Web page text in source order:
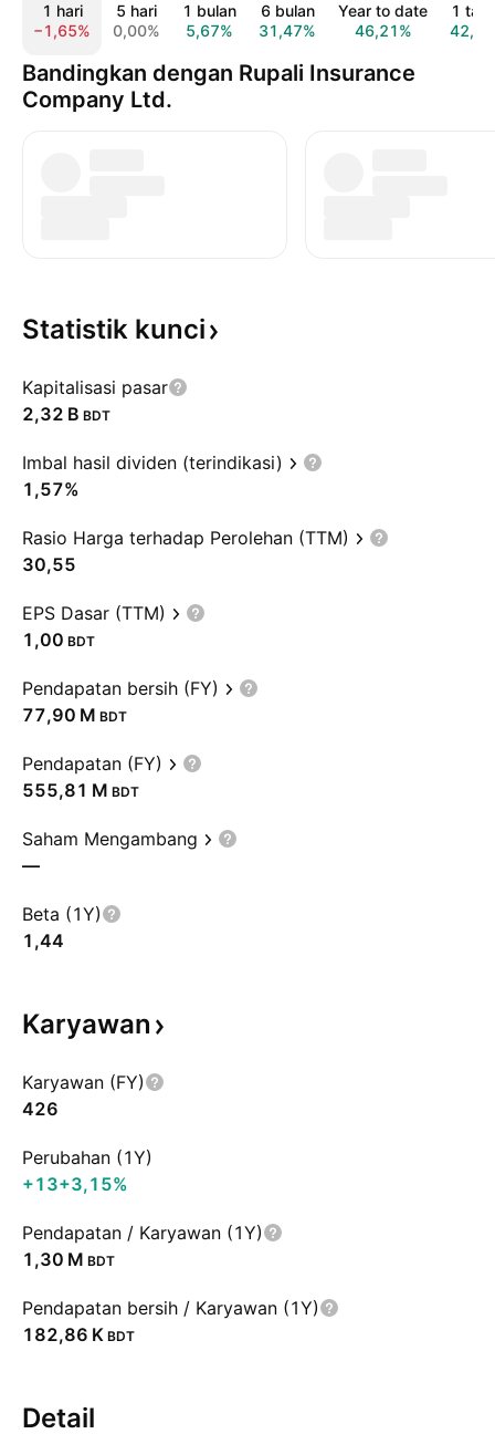
1 hari
−1,65%
5 hari
0,00%
1 bulan
5,67%
6 bulan
31,47%
Year to date
46,21%
1
Bandingkan dengan Rupali Insurance
Company Ltd.
Statistik kunci
Kapitalisasi pasar
‪2,32 B‬ BDT
Imbal hasil dividen (terindikasi)
1,57%
Rasio Harga terhadap Perolehan (TTM)
30,55
EPS Dasar (TTM)
1,00 BDT
Pendapatan bersih (FY)
‪77,90 M‬ BDT
Pendapatan (FY)
‪555,81 M‬ BDT
Saham Mengambang
—
Beta (1Y)
1,44
Karyawan
Karyawan (FY)
426
Perubahan (1Y)
+13+3,15%
Pendapatan / Karyawan (1Y)
‪1,30 M‬ BDT
Pendapatan bersih / Karyawan (1Y)
‪182,86 K‬ BDT
Detail